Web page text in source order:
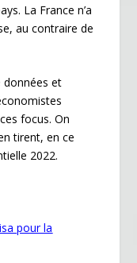
La France n’a
au contraire de
données et
focus. On
tirent, en ce
2022.
pour la